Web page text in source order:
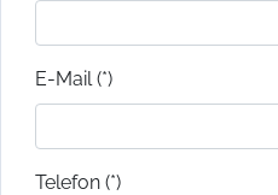
E-Mail (*)
Telefon (*)